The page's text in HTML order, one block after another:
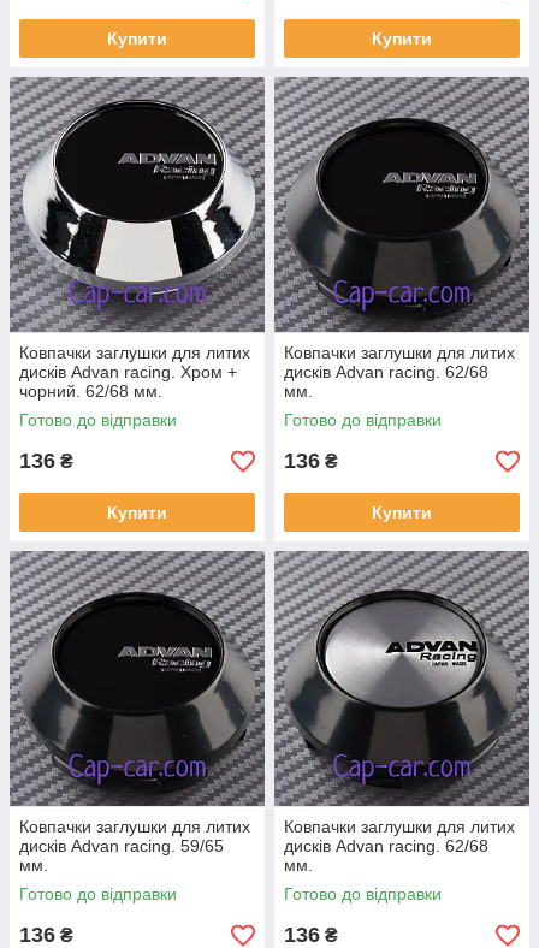
Купити Купити
Ковпачки заглушки для литих
дисків Advan racing. Хром +
чорний. 62/68 мм.
Готово до відправки
136 ₴
Купити
Ковпачки заглушки для литих
дисків Advan racing. 62/68
мм.
Готово до відправки
136 ₴
Купити
Ковпачки заглушки для литих
дисків Advan racing. 59/65
мм.
Готово до відправки
136 ₴
Ковпачки заглушки для литих
дисків Advan racing. 62/68
мм.
Готово до відправки
136 ₴